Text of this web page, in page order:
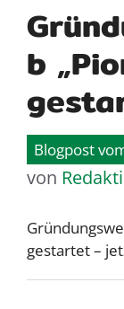
b
von
gestartet –